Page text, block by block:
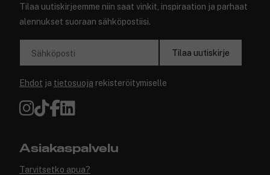
Tilaa uutiskirjeemme niin saat vinkit, inspiraation ja parhaat
alennukset suoraan sähköpostiisi.
Sähköposti Tilaa uutiskirje
Ehdot ja tietosuoja rekisteröitymiselle
Asiakaspalvelu
Tarvitsetko apua?